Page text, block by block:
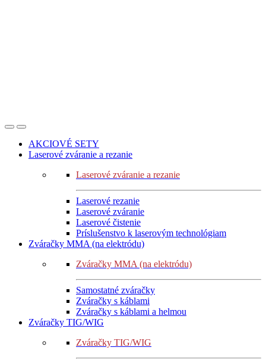
AKCIOVÉ SETY
Laserové zváranie a rezanie
Laserové zváranie a rezanie
Laserové rezanie
Laserové zváranie
Laserové čistenie
Príslušenstvo k laserovým technológiam
Zváračky MMA (na elektródu)
Zváračky MMA (na elektródu)
Samostatné zváračky
Zváračky s káblami
Zváračky s káblami a helmou
Zváračky TIG/WIG
Zváračky TIG/WIG